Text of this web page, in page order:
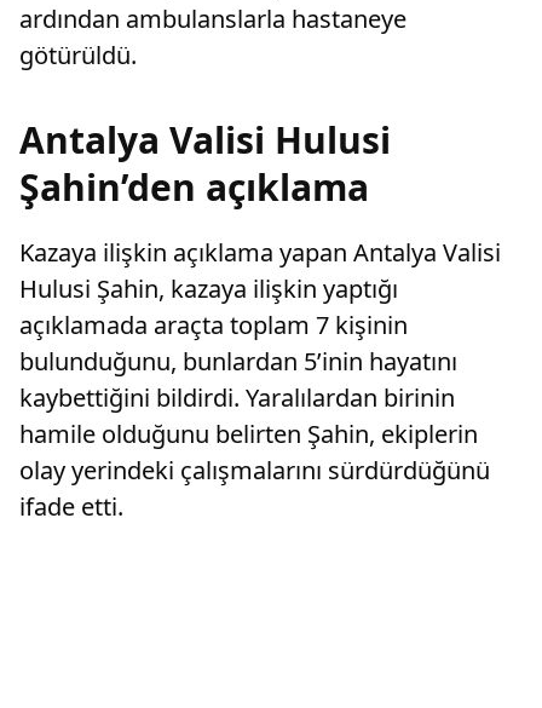
ardından ambulanslarla hastaneye
götürüldü.
Antalya Valisi Hulusi
Şahin’den açıklama
Kazaya ilişkin açıklama yapan Antalya Valisi
Hulusi Şahin, kazaya ilişkin yaptığı
açıklamada araçta toplam 7 kişinin
bulunduğunu, bunlardan 5’inin hayatını
kaybettiğini bildirdi. Yaralılardan birinin
hamile olduğunu belirten Şahin, ekiplerin
olay yerindeki çalışmalarını sürdürdüğünü
ifade etti.